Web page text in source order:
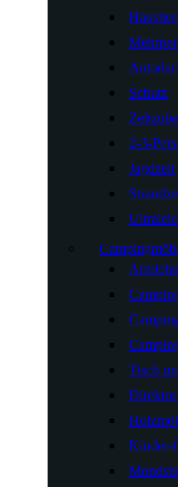
Schutz
2-3-
Jagdzelt
Tisch
Kinder-